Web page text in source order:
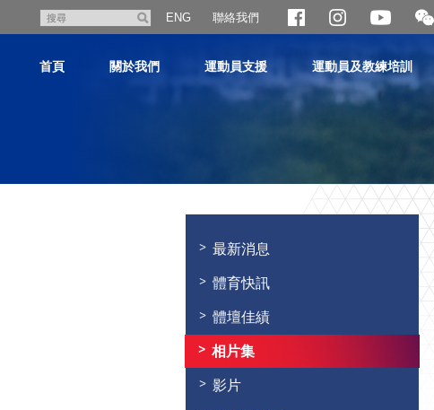
尋
ENG 聯絡我們
開
合
二
維
首頁 關於我們 運動員支援 運動員及教練培訓
最新消息
體育快訊
體壇佳績
相片集
影片